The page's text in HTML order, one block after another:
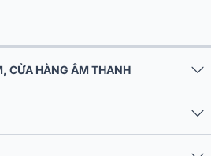
CỬA HÀNG ÂM THANH